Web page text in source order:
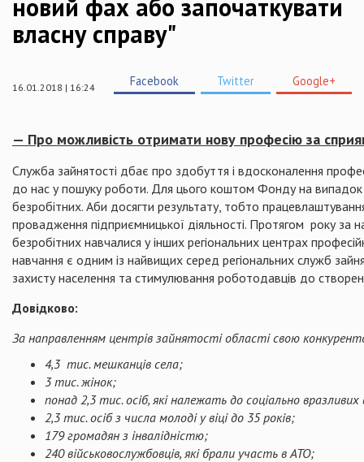
новий фах або започаткувати
власну справу"
16.01.2018 | 16:24 Facebook Twitter Google+
— Про можливість отримати нову професію за
Служба зайнятості дбає про здобуття і вдосконалення
до нас у пошуку роботи. Для цього коштом Фонду на випадок
безробітних. Аби досягти результату, тобто
провадження підприємницької діяльності. Протягом року за
безробітних навчалися у інших регіональних центрах
навчання є одним із найвищих серед регіональних служб
захисту населення та стимулювання роботодавців до
Довідково:
За направленням центрів зайнятості області свою
4,3 тис. мешканців села;
3 тис. жінок;
понад 2,3 тис. осіб, які належать до соціально
2,3 тис. осіб з числа молоді у віці до 35 років;
179 громадян з інвалідністю;
240 військовослужбовців, які брали участь в АТО;